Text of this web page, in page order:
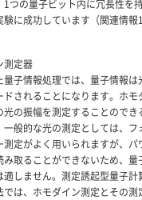
1つの量子ビット内に冗長性を
験に成功しています（関連情報1
測定器
量子情報処理では、量子情報は
ドされることになります。ホ
光の振幅を測定することのでき
一般的な光の測定としては、フ
測定がよく用いられますが、パ
み取ることができないため、量
適しません。測定誘起型量子
では、ホモダイン測定とその測